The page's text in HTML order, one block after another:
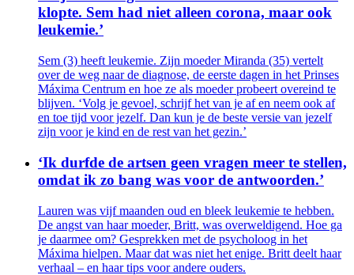
klopte. Sem had niet alleen corona, maar ook
leukemie.’
Sem (3) heeft leukemie. Zijn moeder Miranda (35) vertelt
over de weg naar de diagnose, de eerste dagen in het Prinses
Máxima Centrum en hoe ze als moeder probeert overeind te
blijven. ‘Volg je gevoel, schrijf het van je af en neem ook af
en toe tijd voor jezelf. Dan kun je de beste versie van jezelf
zijn voor je kind en de rest van het gezin.’
‘Ik durfde de artsen geen vragen meer te stellen,
omdat ik zo bang was voor de antwoorden.’
Lauren was vijf maanden oud en bleek leukemie te hebben.
De angst van haar moeder, Britt, was overweldigend. Hoe ga
je daarmee om? Gesprekken met de psycholoog in het
Máxima hielpen. Maar dat was niet het enige. Britt deelt haar
verhaal – en haar tips voor andere ouders.